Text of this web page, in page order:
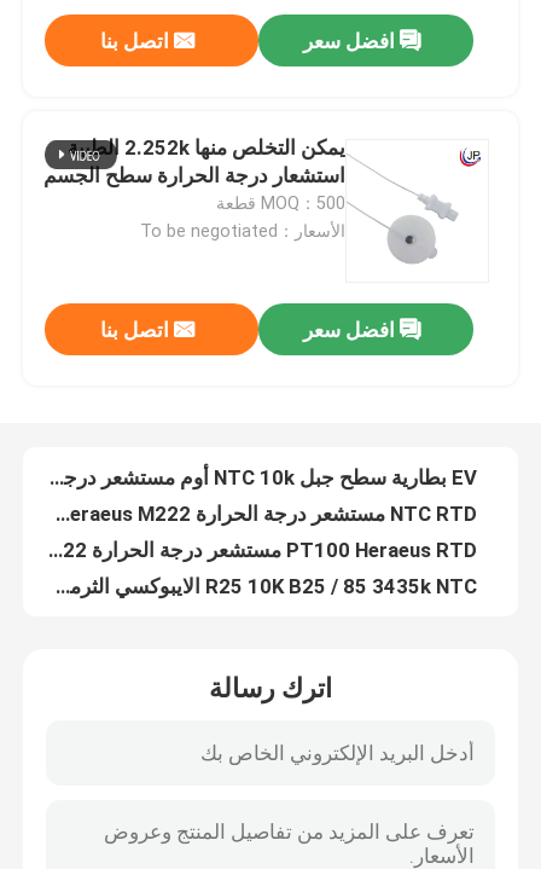
مسكن
منتجات
عرض الواقع الافتراضي
جولة في المعمل
مراقبة الجودة
مستشعر درجة الحرارة الطبية
مستشعر درجة الحرارة NTC
افضل سعر اتصل بنا
يمكن التخلص منها 2.252k الطبية
استشعار درجة الحرارة سطح الجسم
MOQ：500 قطعة
الأسعار：To be negotiated
افضل سعر اتصل بنا
5k 8k الايبوكسي المغلفة NTC الثرمستور 10K 25 C لسخان مقعد السيارات
مستشعر درجة الحرارة من الألومنيوم النحاسي الحساس لمبخر تكييف الهواء
جهاز طبي مستشعر درجة حرارة الجلد قابل لإعادة الاستخدام 2.252 كيلو 10 كيلو لسلسلة Mindray
مستشعر درجة حرارة الجلد الثرمستور 2.252K 10K فيليب سلسلة الايبوكسي المغلفة NTC رقاقة
اترك رسالة